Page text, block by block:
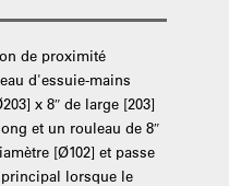
de proximité
d'essuie-mains
x 8″ de large [203]
et un rouleau de 8″
[Ø102] et passe
lorsque le